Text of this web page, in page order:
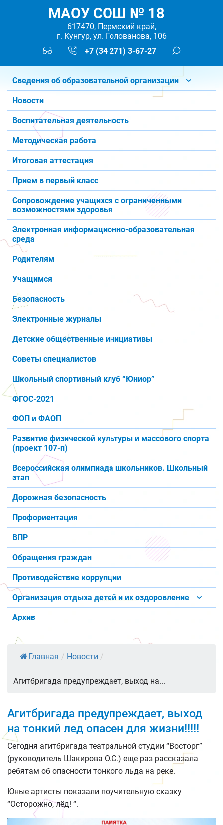
МАОУ СОШ № 18
617470, Пермский край,
г. Кунгур, ул. Голованова, 106
+7 (34 271) 3-67-27
Сведения об образовательной организации
Новости
Воспитательная деятельность
Методическая работа
Итоговая аттестация
Прием в первый класс
Сопровождение учащихся с ограниченными
возможностями здоровья
Электронная информационно-образовательная
среда
Родителям
Учащимся
Безопасность
Электронные журналы
Детские общественные инициативы
Советы специалистов
Школьный спортивный клуб “Юниор”
ФГОС-2021
ФОП и ФАОП
Развитие физической культуры и массового спорта
(проект 107-п)
Всероссийская олимпиада школьников. Школьный
этап
Дорожная безопасность
Профориентация
ВПР
Обращения граждан
Противодействие коррупции
Организация отдыха детей и их оздоровление
Архив
Главная / Новости /
Агитбригада предупреждает, выход на...
Агитбригада предупреждает, выход
на тонкий лед опасен для жизни!!!!!
Сегодня агитбригада театральной студии “Восторг”
(руководитель Шакирова О.С.) еще раз рассказала
ребятам об опасности тонкого льда на реке.
Юные артисты показали поучительную сказку
“Осторожно, лёд! “.